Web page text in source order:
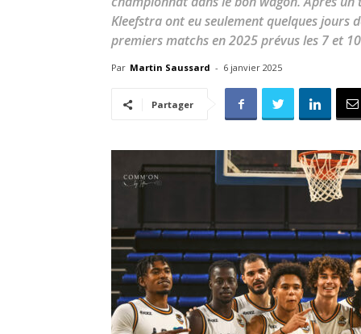
Kleefstra ont eu seulement quelques
premiers matchs en 2025 prévus les 7 et
Par Martin Saussard - 6 janvier 2025
Partager